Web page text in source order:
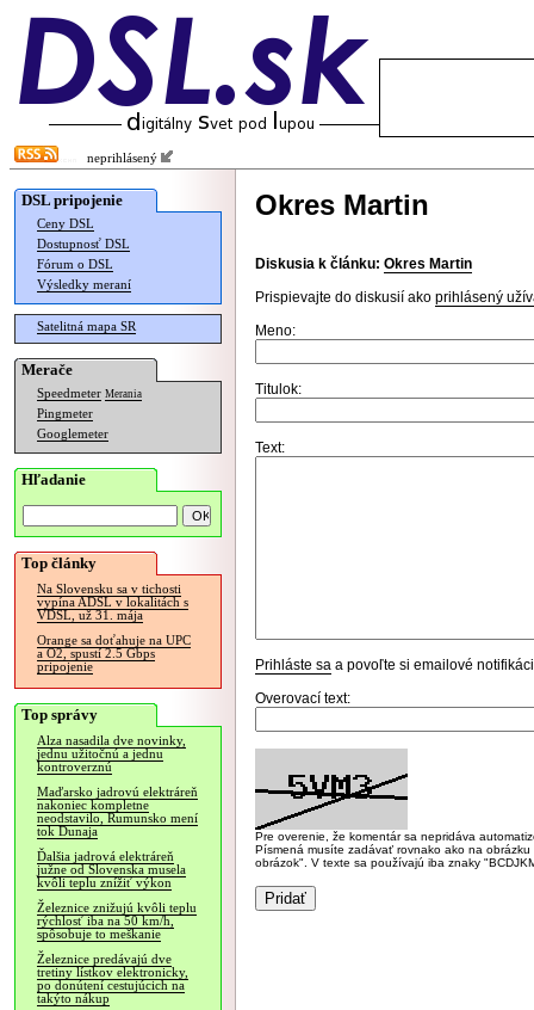
neprihlásený
DSL pripojenie
Ceny DSL
Dostupnosť DSL
Fórum o DSL
Výsledky meraní
Satelitná mapa SR
Merače
Speedmeter Merania
Pingmeter
Googlemeter
Hľadanie
Top články
Na Slovensku sa v tichosti
vypína ADSL v lokalitách s
VDSL, už 31. mája
Orange sa doťahuje na UPC
a O2, spustí 2.5 Gbps
pripojenie
Top správy
Alza nasadila dve novinky,
jednu užitočnú a jednu
kontroverznú
Maďarsko jadrovú elektráreň
nakoniec kompletne
neodstavilo, Rumunsko mení
tok Dunaja
Ďalšia jadrová elektráreň
južne od Slovenska musela
kvôli teplu znížiť výkon
Železnice znižujú kvôli teplu
rýchlosť iba na 50 km/h,
spôsobuje to meškanie
Železnice predávajú dve
tretiny lístkov elektronicky,
po donútení cestujúcich na
takýto nákup
Okres Martin
Diskusia k článku: Okres Martin
Prispievajte do diskusií ako prihlásený
Meno:
Titulok:
Text:
Prihláste sa a povoľte si emailové
Overovací text:
Pre overenie, že komentár sa nepridáva
Písmená musíte zadávať rovnako ako na
obrázok". V texte sa používajú iba znaky